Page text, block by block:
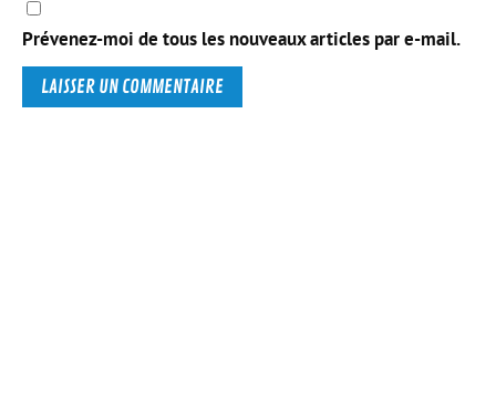
Prévenez-moi de tous les nouveaux articles par e-mail.